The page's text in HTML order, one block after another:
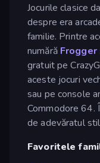
Jocurile clasice
despre era
familie. Printre
numără Frogger
gratuit pe
aceste jocuri
sau pe console
Commodore 64.
de adevăratul
Favoritele